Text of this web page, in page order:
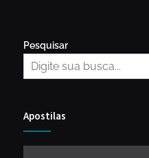
Pesquisar
Apostilas